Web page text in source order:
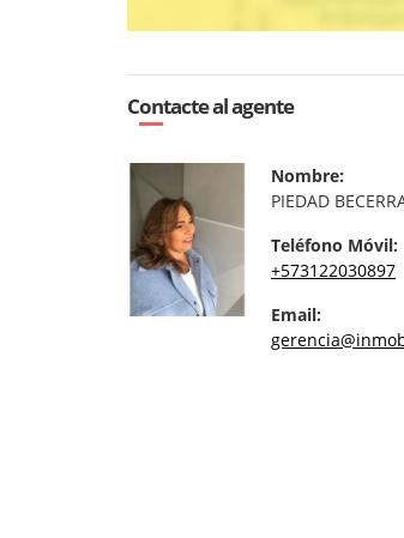
Contacte al agente
Nombre:
PIEDAD
Teléfono Móvil:
+573122030897
Email: